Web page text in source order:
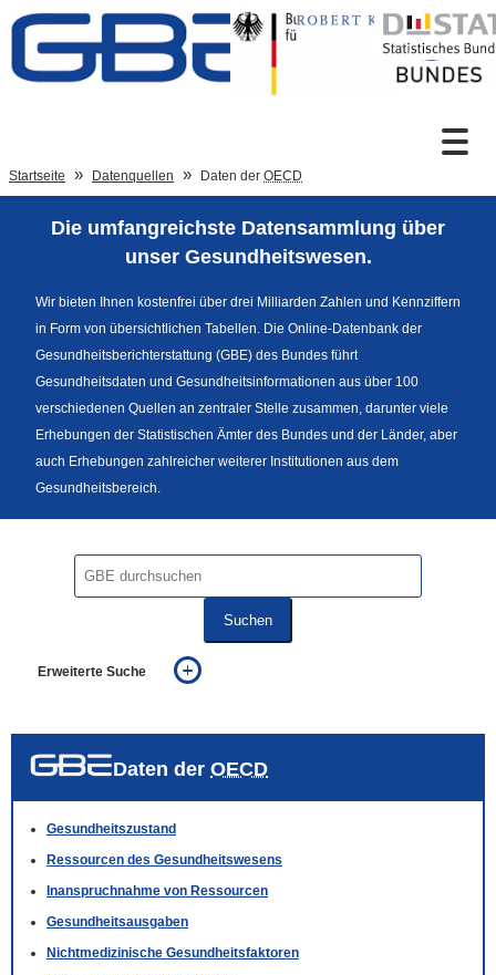
Zum Inhalt
Sprachumschaltung
Fußzeile
Startseite Datenquellen Daten derOECD
Die umfangreichste Datensammlung über
unser Gesundheitswesen.
Wir bieten Ihnen kostenfrei über drei Milliarden Zahlen und Kennziffern
in Form von übersichtlichen Tabellen. Die Online-Datenbank der
Gesundheitsberichterstattung (GBE) des Bundes führt
Gesundheitsdaten und Gesundheitsinformationen aus über 100
verschiedenen Quellen an zentraler Stelle zusammen, darunter viele
Erhebungen der Statistischen Ämter des Bundes und der Länder, aber
auch Erhebungen zahlreicher weiterer Institutionen aus dem
Gesundheitsbereich.
Suchen
Erweiterte Suche
auch in allen Texten suchen (Volltextsuche)
Daten der OECD
Gesundheitszustand
Ressourcen des Gesundheitswesens
Inanspruchnahme von Ressourcen
Gesundheitsausgaben
Nichtmedizinische Gesundheitsfaktoren